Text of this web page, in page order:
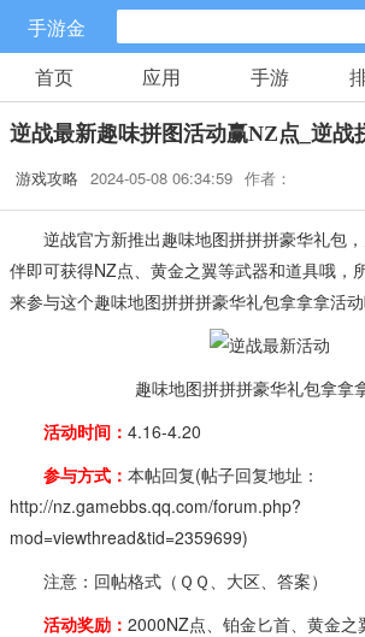
手游金
手游分类
卡牌回合
70款手游
休闲益智
172款手游
棋牌游戏
0款手游
飞行射击
48款手游
体育竞速
29款手游
模拟经营
45款手游
2款手游
首页 应用 手游
逆战最新趣味拼图活动赢NZ点_逆战
游戏攻略 2024-05-08 06:34:59 作者：
逆战官方新推出趣味地图拼拼拼豪华礼包，
伴即可获得NZ点、黄金之翼等武器和道具哦，
来参与这个趣味地图拼拼拼豪华礼包拿拿拿活动
趣味地图拼拼拼豪华礼包拿拿
活动时间： 4.16-4.20
参与方式： 本帖回复(帖子回复地址：
http://nz.gamebbs.qq.com/forum.php?
mod=viewthread&tid=2359699)
注意：回帖格式（ＱＱ、大区、答案）
活动奖励： 2000NZ点、铂金匕首、黄金